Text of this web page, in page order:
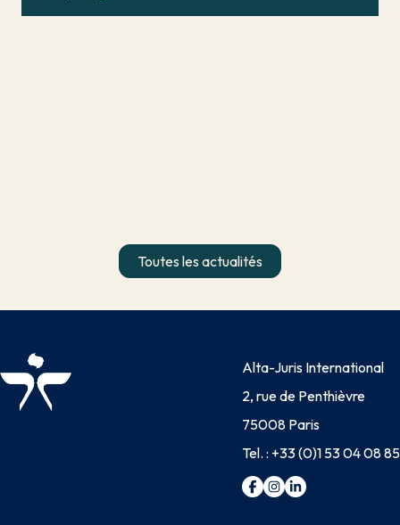
Toutes les actualités
Alta-Juris International
2, rue de Penthièvre
75008 Paris
Tel. : +33 (0)1 53 04 08 85